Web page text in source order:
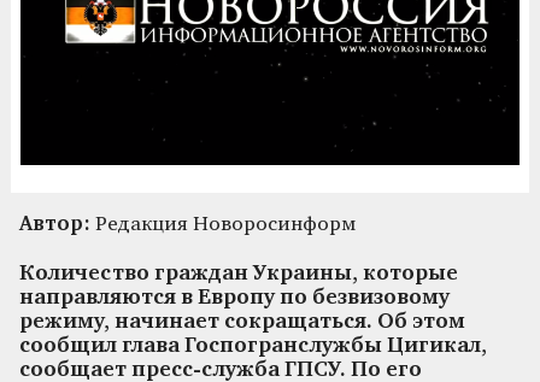
Автор: Редакция Новоросинформ
Количество граждан Украины, которые
направляются в Европу по безвизовому
режиму, начинает сокращаться. Об этом
сообщил глава Госпогранслужбы Цигикал,
сообщает пресс-служба ГПСУ. По его